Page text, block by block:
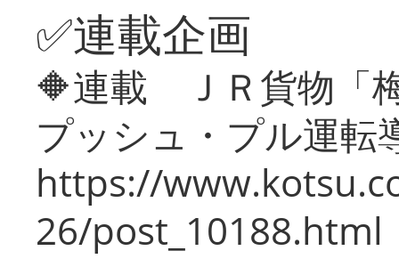
✅連載企画
🔶連載 ＪＲ貨物「
プッシュ・プル運転
https://
26/post_10188.html